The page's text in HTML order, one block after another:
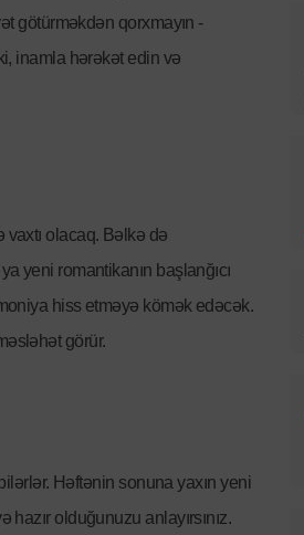
götürməkdən qorxmayın -
inamla hərəkət edin və
olacaq. Bəlkə də
yeni romantikanın başlanğıcı
hiss etməyə kömək edəcək.
görür.
Həftənin sonuna yaxın yeni
olduğunuzu anlayırsınız.